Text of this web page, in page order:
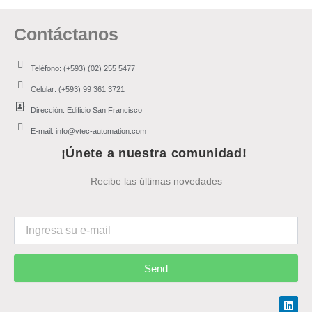
Contáctanos
Teléfono: (+593) (02) 255 5477
Celular: (+593) 99 361 3721
Dirección: Edificio San Francisco
E-mail: info@vtec-automation.com
¡Únete a nuestra comunidad!
Recibe las últimas novedades
Send